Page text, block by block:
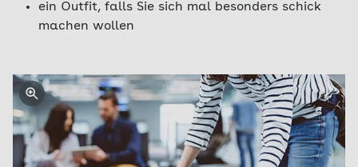
ein Outfit, falls Sie sich mal besonders schick
machen wollen